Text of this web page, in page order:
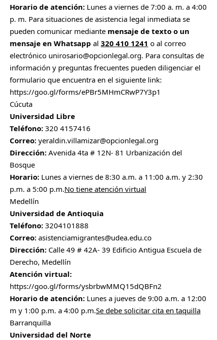
Horario de atención: Lunes a viernes de 7:00 a. m. a 4:00
p. m. Para situaciones de asistencia legal inmediata se
pueden comunicar mediante mensaje de texto o un
mensaje en Whatsapp al 320 410 1241 o al correo
electrónico unirosario@opcionlegal.org. Para consultas de
información y preguntas frecuentes pueden diligenciar el
formulario que encuentra en el siguiente link:
https://goo.gl/forms/ePBr5MHmCRwP7Y3p1
Cúcuta
Universidad Libre
Teléfono: 320 4157416
Correo: yeraldin.villamizar@opcionlegal.org
Dirección: Avenida 4ta # 12N- 81 Urbanización del
Bosque
Horario: Lunes a viernes de 8:30 a.m. a 11:00 a.m. y 2:30
p.m. a 5:00 p.m.No tiene atención virtual
Medellín
Universidad de Antioquia
Teléfono: 3204101888
Correo: asistenciamigrantes@udea.edu.co
Dirección: Calle 49 # 42A- 39 Edificio Antigua Escuela de
Derecho, Medellín
Atención virtual:
https://goo.gl/forms/ysbrbwMMQ15dQBFn2
Horario de atención: Lunes a jueves de 9:00 a.m. a 12:00
m y 1:00 p.m. a 4:00 p.m.Se debe solicitar cita en taquilla
Barranquilla
Universidad del Norte